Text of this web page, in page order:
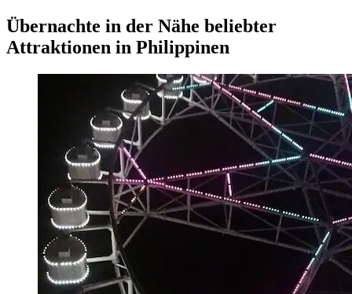
Übernachte in der Nähe beliebter
Attraktionen in Philippinen